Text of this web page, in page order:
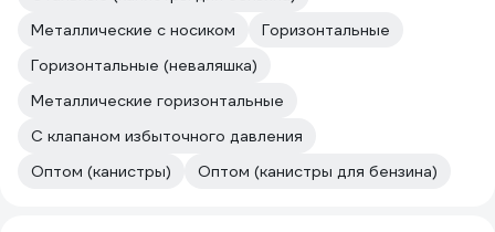
Металлические с носиком
Горизонтальные
Горизонтальные (неваляшка)
Металлические горизонтальные
С клапаном избыточного давления
Оптом (канистры)
Оптом (канистры для бензина)